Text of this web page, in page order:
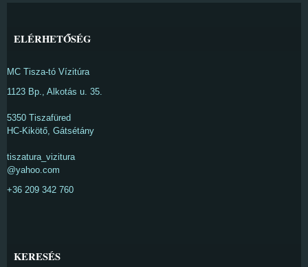
ELÉRHETŐSÉG
MC Tisza-tó Vízitúra
1123 Bp., Alkotás u. 35.
5350 Tiszafüred
HC-Kikötő, Gátsétány
tiszatura_vizitura
@yahoo.com
+36 209 342 760
KERESÉS